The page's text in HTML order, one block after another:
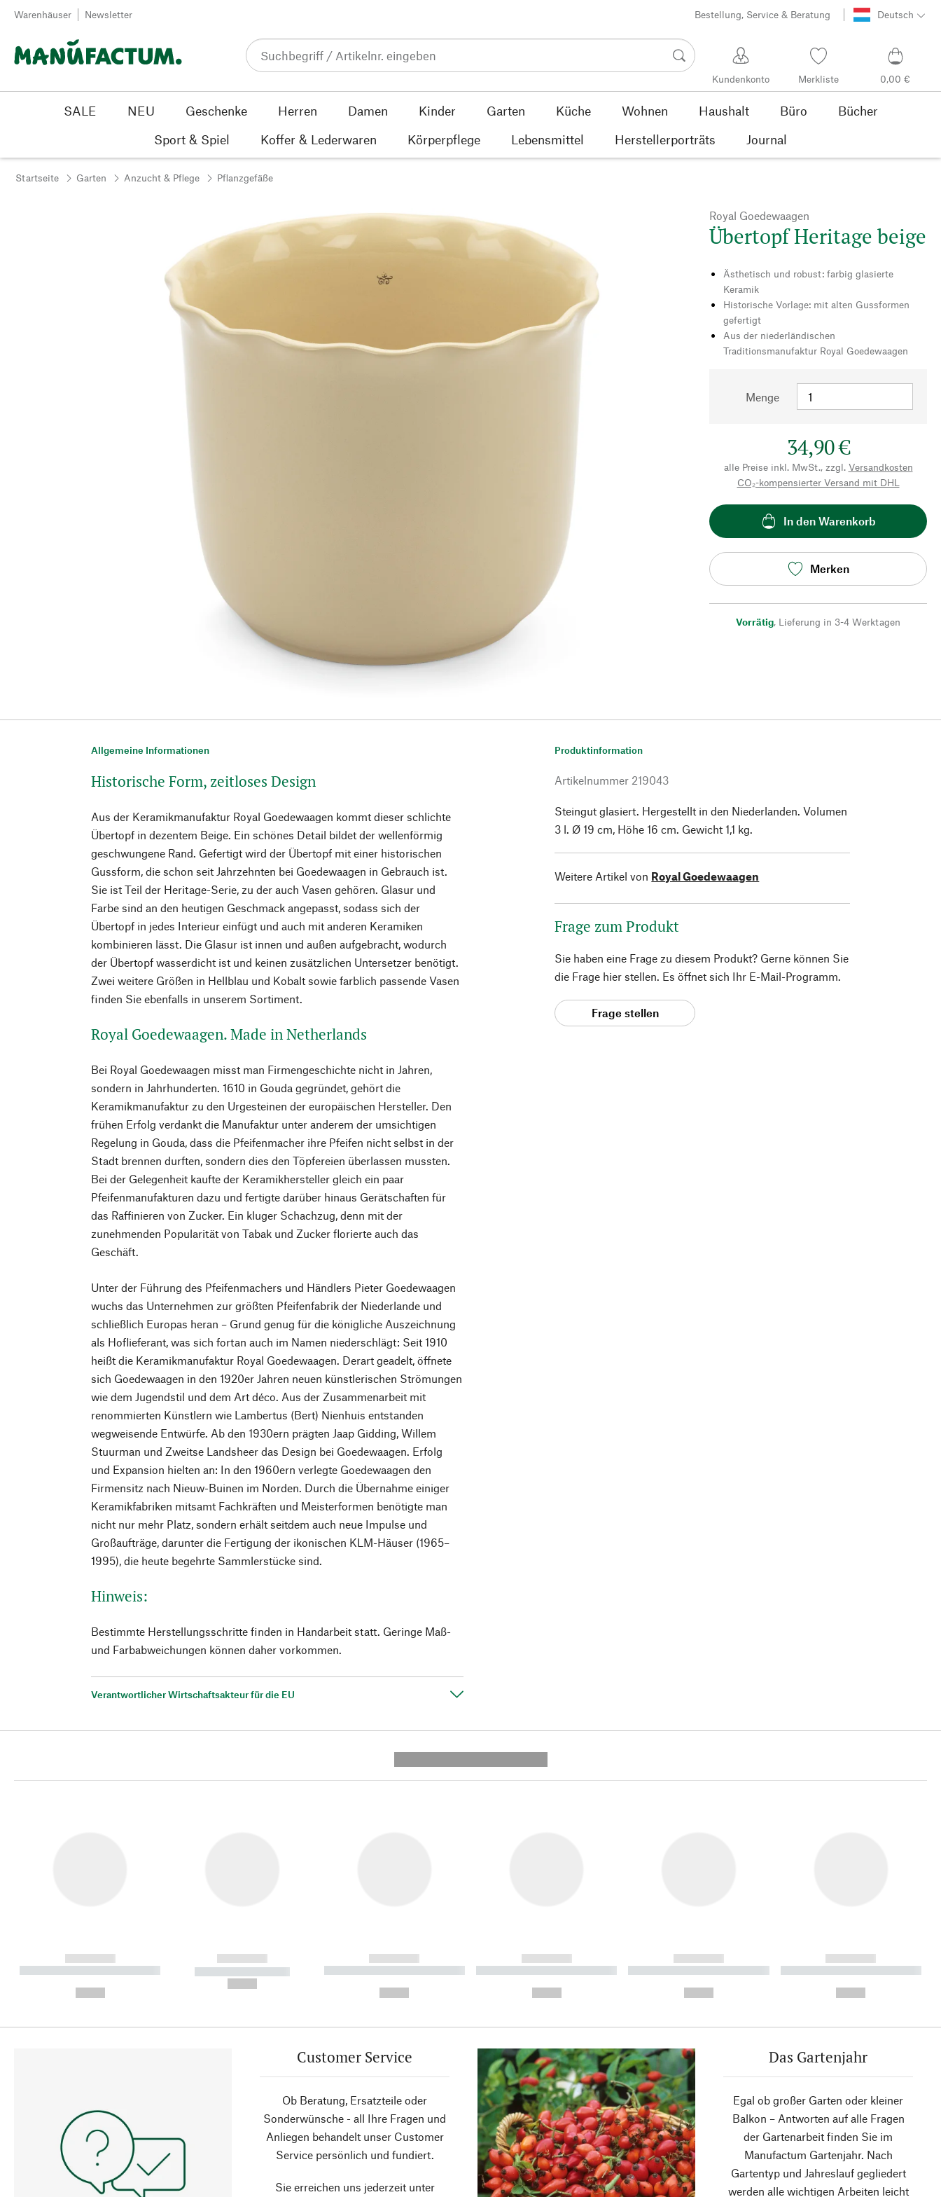
Zum Inhalt springen
Warenhäuser Newsletter Bestellung, Service & Beratung Deutsch
Kundenkonto Merkliste 0,00 €
SALE NEU Geschenke Herren Damen Kinder Garten Küche Wohnen Haushalt Büro
Bücher
Sport & Spiel
Koffer & Lederwaren Körperpflege Lebensmittel Herstellerporträts Journal
Startseite Garten Anzucht & Pflege Pflanzgefäße
Royal Goedewaagen
Übertopf Heritage beige
Ästhetisch und robust: farbig glasierte
Keramik
Historische Vorlage: mit alten Gussformen
gefertigt
Aus der niederländischen
Traditionsmanufaktur Royal Goedewaagen
Menge
34,90 €
alle Preise inkl. MwSt., zzgl. Versandkosten
CO₂-kompensierter Versand mit DHL
In den Warenkorb
Merken
Vorrätig, Lieferung in 3-4 Werktagen
Allgemeine Informationen
Historische Form, zeitloses Design
Aus der Keramikmanufaktur Royal Goedewaagen kommt dieser schlichte
Übertopf in dezentem Beige. Ein schönes Detail bildet der wellenförmig
geschwungene Rand. Gefertigt wird der Übertopf mit einer historischen
Gussform, die schon seit Jahrzehnten bei Goedewaagen in Gebrauch ist.
Sie ist Teil der Heritage-Serie, zu der auch Vasen gehören. Glasur und
Farbe sind an den heutigen Geschmack angepasst, sodass sich der
Übertopf in jedes Interieur einfügt und auch mit anderen Keramiken
kombinieren lässt. Die Glasur ist innen und außen aufgebracht, wodurch
der Übertopf wasserdicht ist und keinen zusätzlichen Untersetzer benötigt.
Zwei weitere Größen in Hellblau und Kobalt sowie farblich passende Vasen
finden Sie ebenfalls in unserem Sortiment.
Royal Goedewaagen. Made in Netherlands
Bei Royal Goedewaagen misst man Firmengeschichte nicht in Jahren,
sondern in Jahrhunderten. 1610 in Gouda gegründet, gehört die
Keramikmanufaktur zu den Urgesteinen der europäischen Hersteller. Den
frühen Erfolg verdankt die Manufaktur unter anderem der umsichtigen
Regelung in Gouda, dass die Pfeifenmacher ihre Pfeifen nicht selbst in der
Stadt brennen durften, sondern dies den Töpfereien überlassen mussten.
Bei der Gelegenheit kaufte der Keramikhersteller gleich ein paar
Pfeifenmanufakturen dazu und fertigte darüber hinaus Gerätschaften für
das Raffinieren von Zucker. Ein kluger Schachzug, denn mit der
zunehmenden Popularität von Tabak und Zucker florierte auch das
Geschäft.
Unter der Führung des Pfeifenmachers und Händlers Pieter Goedewaagen
wuchs das Unternehmen zur größten Pfeifenfabrik der Niederlande und
schließlich Europas heran – Grund genug für die königliche Auszeichnung
als Hoflieferant, was sich fortan auch im Namen niederschlägt: Seit 1910
heißt die Keramikmanufaktur Royal Goedewaagen. Derart geadelt, öffnete
sich Goedewaagen in den 1920er Jahren neuen künstlerischen Strömungen
wie dem Jugendstil und dem Art déco. Aus der Zusammenarbeit mit
renommierten Künstlern wie Lambertus (Bert) Nienhuis entstanden
wegweisende Entwürfe. Ab den 1930ern prägten Jaap Gidding, Willem
Stuurman und Zweitse Landsheer das Design bei Goedewaagen. Erfolg
und Expansion hielten an: In den 1960ern verlegte Goedewaagen den
Firmensitz nach Nieuw-Buinen im Norden. Durch die Übernahme einiger
Keramikfabriken mitsamt Fachkräften und Meisterformen benötigte man
nicht nur mehr Platz, sondern erhält seitdem auch neue Impulse und
Großaufträge, darunter die Fertigung der ikonischen KLM-Häuser (1965–
1995), die heute begehrte Sammlerstücke sind.
Hinweis:
Bestimmte Herstellungsschritte finden in Handarbeit statt. Geringe Maß-
und Farbabweichungen können daher vorkommen.
Verantwortlicher Wirtschaftsakteur für die EU
Produktinformation
Artikelnummer 219043
Steingut glasiert. Hergestellt in den Niederlanden. Volumen
3 l. Ø 19 cm, Höhe 16 cm. Gewicht 1,1 kg.
Weitere Artikel von Royal Goedewaagen
Frage zum Produkt
Sie haben eine Frage zu diesem Produkt? Gerne können Sie
die Frage hier stellen. Es öffnet sich Ihr E-Mail-Programm.
Frage stellen
------------
----------- ----------- ----------
------------
----------- -----------
------------
----------- ----------- ----------
------------
----------- ----------- ----------
------------
----------- ----------- ----------
------------
----------- ----------- ----------
Customer Service
Ob Beratung, Ersatzteile oder
Sonderwünsche - all Ihre Fragen und
Anliegen behandelt unser Customer
Service persönlich und fundiert.
Sie erreichen uns jederzeit unter
Das Gartenjahr
Egal ob großer Garten oder kleiner
Balkon – Antworten auf alle Fragen
der Gartenarbeit finden Sie im
Manufactum Gartenjahr. Nach
Gartentyp und Jahreslauf gegliedert
werden alle wichtigen Arbeiten leicht